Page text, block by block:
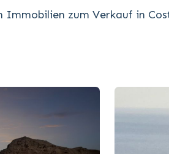
Immobilien zum Verkauf in